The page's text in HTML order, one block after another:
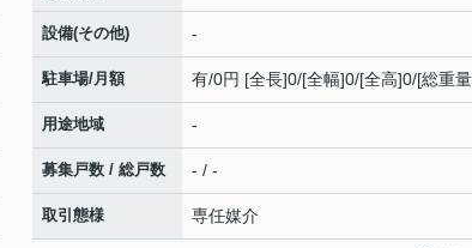
設備(その他) -
駐車場/月額 有/0円 [全長]0/[全幅]0/[全高]0/[総重
用途地域 -
募集戸数 / 総戸数 - / -
取引態様 専任媒介